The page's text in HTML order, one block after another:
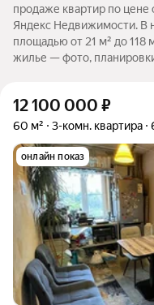
продаже квартир по
Яндекс Недвижимости. В
площадью от 21 м² до 118
жилье — фото,
12 100 000 ₽
60 м² 3-комн. квартира
онлайн показ